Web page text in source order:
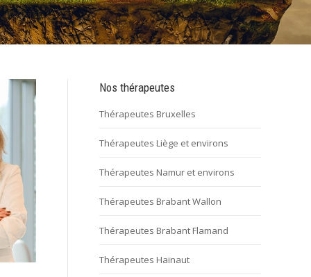
Nos thérapeutes
Thérapeutes Bruxelles
Thérapeutes Liège et environs
Thérapeutes Namur et environs
Thérapeutes Brabant Wallon
Thérapeutes Brabant Flamand
Thérapeutes Hainaut